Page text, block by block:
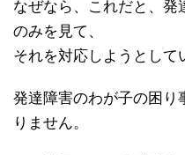
なぜなら、これだと、発
のみを見て、
それを対応しようとして
発達障害のわが子の困り
りません。